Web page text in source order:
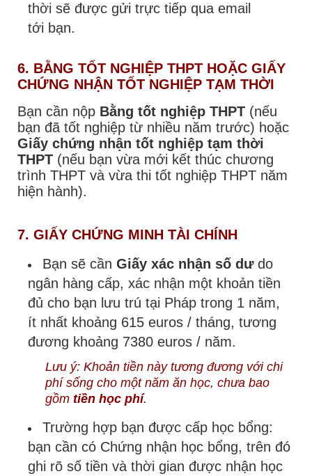
thời sẽ được gửi trực tiếp qua email
tới bạn.
6. BẰNG TỐT NGHIỆP THPT HOẶC GIẤY
CHỨNG NHẬN TỐT NGHIỆP TẠM THỜI
Bạn cần nộp Bằng tốt nghiệp THPT (nếu
bạn đã tốt nghiệp từ nhiều năm trước) hoặc
Giấy chứng nhận tốt nghiệp tạm thời
THPT (nếu bạn vừa mới kết thúc chương
trình THPT và vừa thi tốt nghiệp THPT năm
hiện hành).
7. GIẤY CHỨNG MINH TÀI CHÍNH
Bạn sẽ cần Giấy xác nhận số dưdo
ngân hàng cấp, xác nhận một khoản tiền
đủ cho bạn lưu trú tại Pháp trong 1 năm,
ít nhất khoảng 615 euros / tháng, tương
đương khoảng 7380 euros / năm.
Lưu ý: Khoản tiền này tương đương với chi
phí sống cho một năm ăn học, chưa bao
gồm tiền học phí.
Trường hợp bạn được cấp học bổng:
bạn cần có Chứng nhận học bổng, trên đó
ghi rõ số tiền và thời gian được nhận học